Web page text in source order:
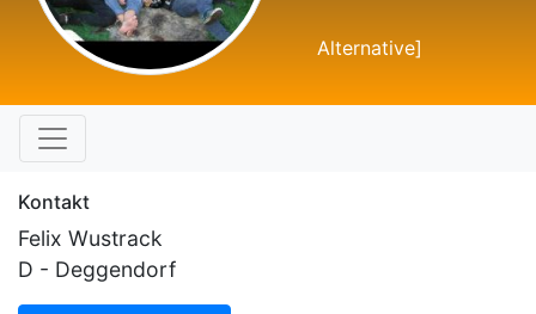
Alternative]
Kontakt
Felix Wustrack
D - Deggendorf